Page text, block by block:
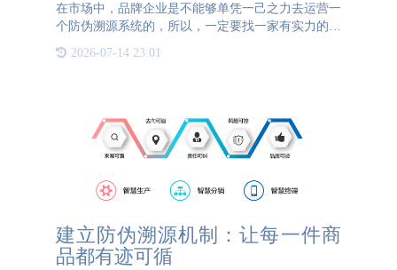
在市场中，品牌企业是不能够单凭一己之力去运营一
个防伪溯源系统的，所以，一定要找一家有实力的防
专业的防伪溯源系统建设、运营、营销一体化服务提
2026-07-14 23:01
建立防伪溯源机制：让每一件商
品都有迹可循